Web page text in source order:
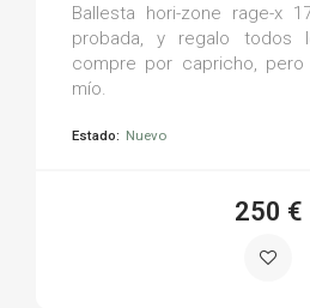
Ballesta hori-zone rage-x
probada, y regalo todos
compre por capricho,
mío.
Estado: Nuevo
250 €